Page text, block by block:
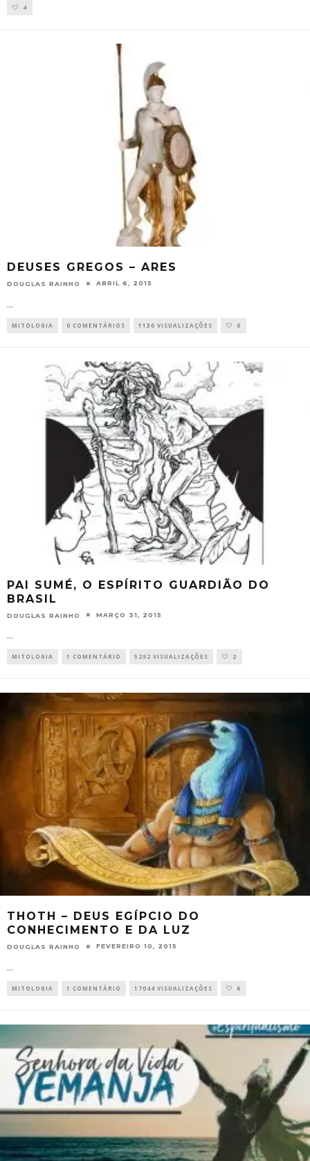
4
DEUSES GREGOS – ARES
DOUGLAS RAINHO ABRIL 6, 2015
...
MITOLOGIA 0 COMENTÁRIOS 1130 VISUALIZAÇÕES 0
PAI SUMÉ, O ESPÍRITO GUARDIÃO DO
BRASIL
DOUGLAS RAINHO MARÇO 31, 2015
...
MITOLOGIA 1 COMENTÁRIO 5292 VISUALIZAÇÕES 2
THOTH – DEUS EGÍPCIO DO
CONHECIMENTO E DA LUZ
DOUGLAS RAINHO FEVEREIRO 10, 2015
...
MITOLOGIA 1 COMENTÁRIO 17044 VISUALIZAÇÕES 6